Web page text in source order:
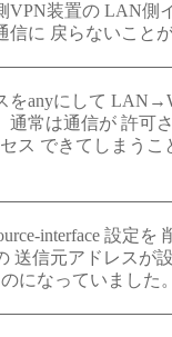
VPN装置の LAN側
信に 戻らないこと
をanyにして
通常は通信が 許可
ス できてしまうこ
interface 設定を
送信元アドレスが
のになっていました